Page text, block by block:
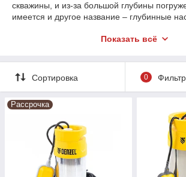
скважины, и из-за большой глубины
имеется и другое название – глубинные
домов, предприятий, объектов ЖКХ,
фонтанов.
Показать всё
Сортировка 0
Рассрочка